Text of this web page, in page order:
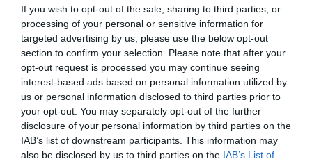
If you wish to opt-out of the sale, sharing to third parties, or
processing of your personal or sensitive information for
targeted advertising by us, please use the below opt-out
section to confirm your selection. Please note that after your
opt-out request is processed you may continue seeing
interest-based ads based on personal information utilized by
us or personal information disclosed to third parties prior to
your opt-out. You may separately opt-out of the further
disclosure of your personal information by third parties on the
IAB’s list of downstream participants. This information may
also be disclosed by us to third parties on the IAB’s List of
ταχύτατα στη Ρωσία